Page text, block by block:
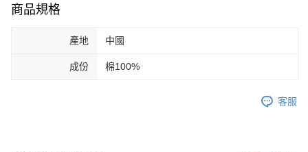
商品規格
產地 中國
成份 棉100%
客服